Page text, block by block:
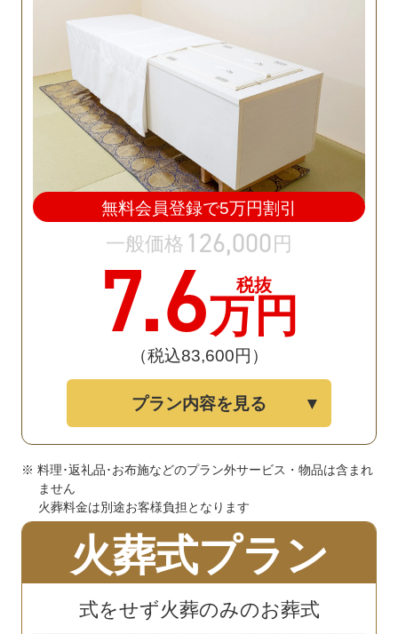
無料会員登録で5万円割引
一般価格 126,000 円
7.6万円
税抜
（税込83,600円）
プラン内容を見る
※ 料理･返礼品･お布施などのプラン外サービス・物品は含まれ
ません
火葬料金は別途お客様負担となります
火葬式プラン
式をせず火葬のみのお葬式